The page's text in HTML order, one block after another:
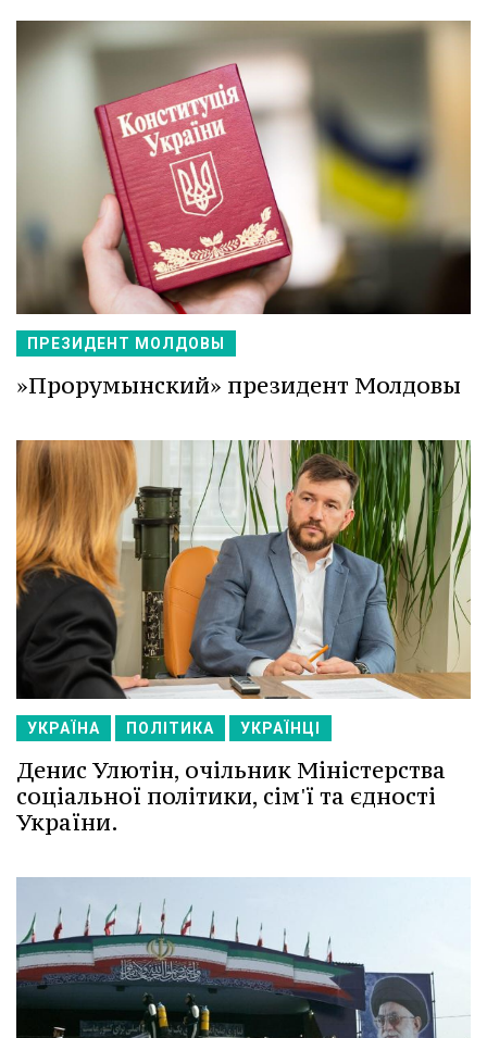
ПРЕЗИДЕНТ МОЛДОВЫ
»Прорумынский» президент Молдовы
УКРАЇНА ПОЛІТИКА УКРАЇНЦІ
Денис Улютін, очільник Міністерства
соціальної політики, сім'ї та єдності
України.